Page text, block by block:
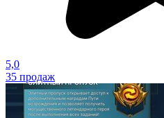
5,0
35 продаж